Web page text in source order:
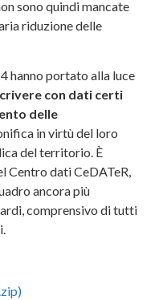
sono quindi mancate
riduzione delle
hanno portato alla luce
con dati certi
delle
in virtù del loro
del territorio. È
Centro dati CeDATeR,
ancora più
comprensivo di tutti